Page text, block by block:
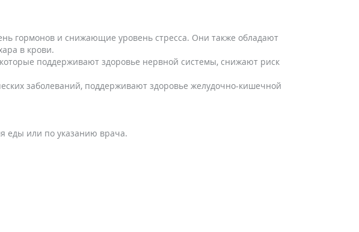
гормонов и снижающие уровень стресса. Они также обладают
в крови.
поддерживают здоровье нервной системы, снижают риск
заболеваний, поддерживают здоровье желудочно-кишечной
еды или по указанию врача.